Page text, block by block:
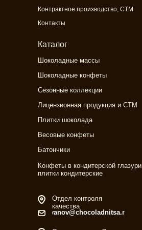
Шоколадные массы
Шоколадные конфеты
Сезонные коллекции
Лицензионная продукция и СТМ
Плитки шоколада
Весовые конфеты
Каталог
Батончики
Конфеты в кондитерской глазури,
плитки кондитерские
Контрактное производство, СТМ
Контакты
ivanov@chocoladnitsa.ru
Отдел контроля
качества